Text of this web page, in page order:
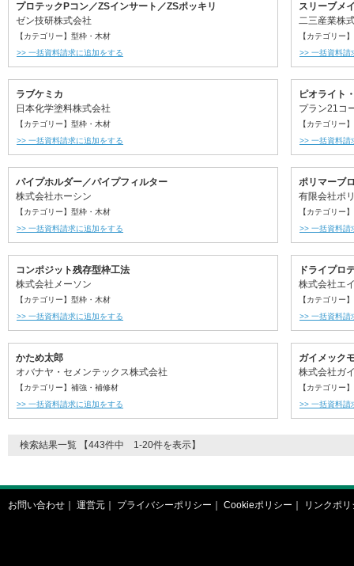
プロテックPコン／ZSインサート／ZSポッキリ
ゼン技研株式会社
【カテゴリー】型枠・木材
>> 一括資料請求に追加をする
スリーブメ
二三産業株
【カテゴリー
>> 一括資料請
ラブケミカ
日本化学塗料株式会社
【カテゴリー】型枠・木材
>> 一括資料請求に追加をする
ピオライト
プラン21コ
【カテゴリー
>> 一括資料請
パイプホルダー／パイプフィルター
株式会社ホーシン
【カテゴリー】型枠・木材
>> 一括資料請求に追加をする
ポリマーブ
有限会社ポ
【カテゴリー
>> 一括資料請
コンポジット残存型枠工法
株式会社メーソン
【カテゴリー】型枠・木材
>> 一括資料請求に追加をする
ドライプロ
株式会社エ
【カテゴリー
>> 一括資料請
かため太郎
オバナヤ・セメンテックス株式会社
【カテゴリー】補強・補修材
>> 一括資料請求に追加をする
ガイメック
株式会社ガ
【カテゴリー
>> 一括資料請
検索結果一覧 【443件中 1-20件を表示】
お問い合わせ 運営元 プライバシーポリシー Cookieポリシー リンクポリ